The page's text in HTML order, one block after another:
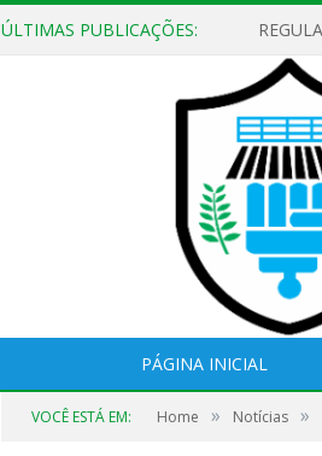
ÚLTIMAS PUBLICAÇÕES:
PÁGINA INICIAL
VOCÊ ESTÁ EM: Home » Notícias »